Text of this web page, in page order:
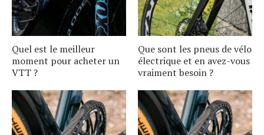
Quel est le meilleur
moment pour acheter un
VTT ?
Que sont les pneus de vélo
électrique et en avez-vous
vraiment besoin ?